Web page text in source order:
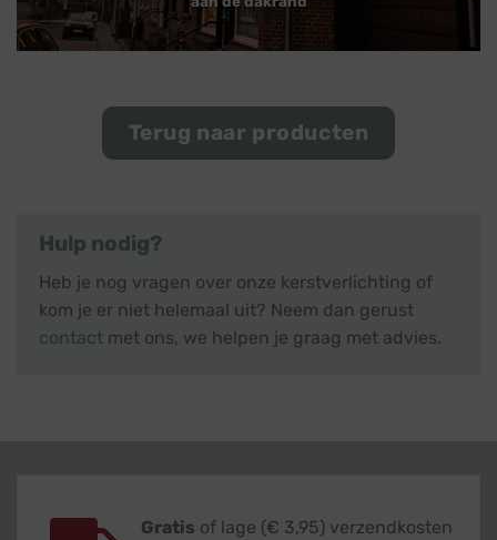
Terug naar producten
Hulp nodig?
Heb je nog vragen over onze kerstverlichting of
kom je er niet helemaal uit? Neem dan gerust
contact met ons, we helpen je graag met advies.
Gratis of lage (€ 3,95) verzendkosten